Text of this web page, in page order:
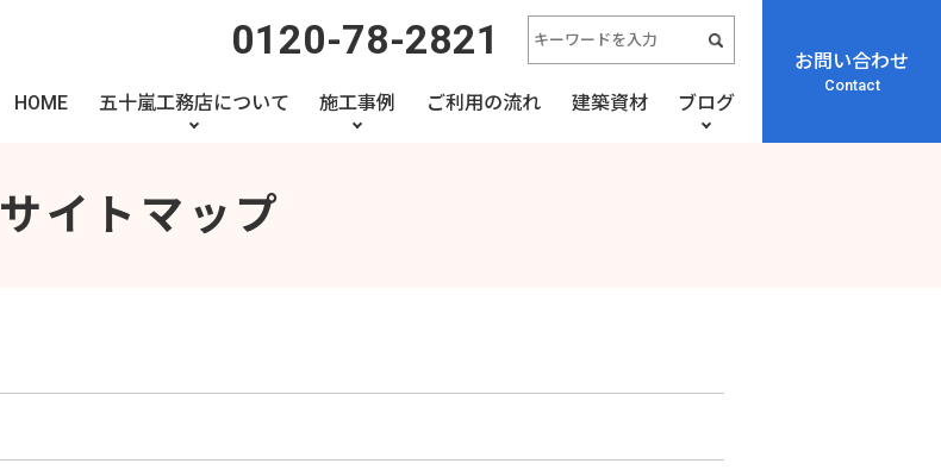
HOME 五十嵐工務店について 施工事例 ご利用の流れ 建築資材 ブログ
0120-78-2821 お問い合わせ
Contact
サイトマップ